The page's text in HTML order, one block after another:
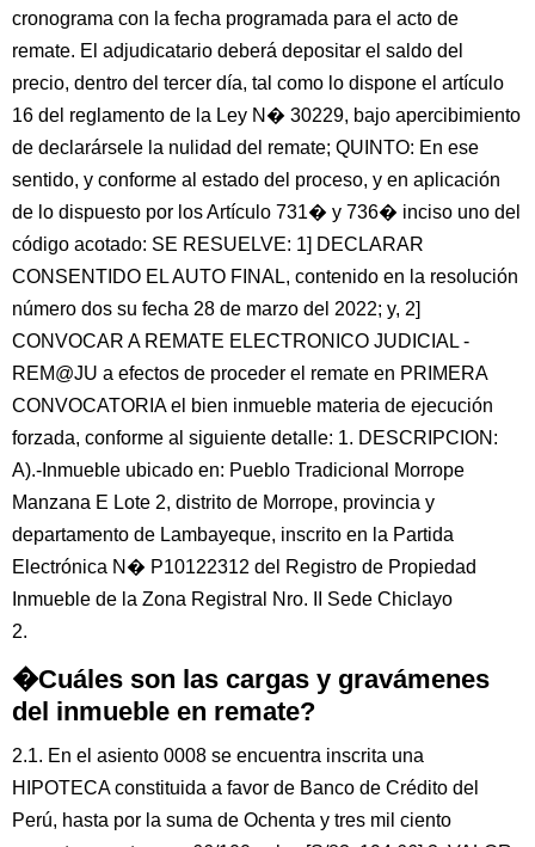
cronograma con la fecha programada para el acto de
remate. El adjudicatario deberá depositar el saldo del
precio, dentro del tercer día, tal como lo dispone el artículo
16 del reglamento de la Ley N� 30229, bajo apercibimiento
de declarársele la nulidad del remate; QUINTO: En ese
sentido, y conforme al estado del proceso, y en aplicación
de lo dispuesto por los Artículo 731� y 736� inciso uno del
código acotado: SE RESUELVE: 1] DECLARAR
CONSENTIDO EL AUTO FINAL, contenido en la resolución
número dos su fecha 28 de marzo del 2022; y, 2]
CONVOCAR A REMATE ELECTRONICO JUDICIAL -
REM@JU a efectos de proceder el remate en PRIMERA
CONVOCATORIA el bien inmueble materia de ejecución
forzada, conforme al siguiente detalle: 1. DESCRIPCION:
A).-Inmueble ubicado en: Pueblo Tradicional Morrope
Manzana E Lote 2, distrito de Morrope, provincia y
departamento de Lambayeque, inscrito en la Partida
Electrónica N� P10122312 del Registro de Propiedad
Inmueble de la Zona Registral Nro. II Sede Chiclayo
2.
�Cuáles son las cargas y gravámenes
del inmueble en remate?
2.1. En el asiento 0008 se encuentra inscrita una
HIPOTECA constituida a favor de Banco de Crédito del
Perú, hasta por la suma de Ochenta y tres mil ciento